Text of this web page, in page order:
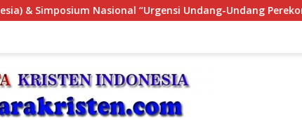
Undang Perekonomian Nasional dan